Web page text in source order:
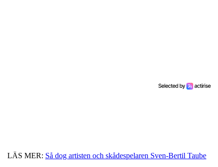
LÄS MER: Så dog artisten och skådespelaren Sven-Bertil Taube